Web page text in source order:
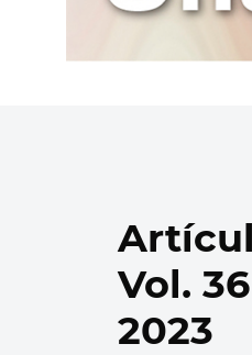
Vol.
2023